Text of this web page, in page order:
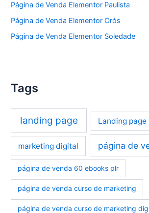
Página de Venda Elementor Paulista
Página de Venda Elementor Orós
Página de Venda Elementor Soledade
Tags
landing page Landing page
marketing digital página de
página de venda 60 ebooks plr
página de venda curso de marketing
página de venda curso de marketing